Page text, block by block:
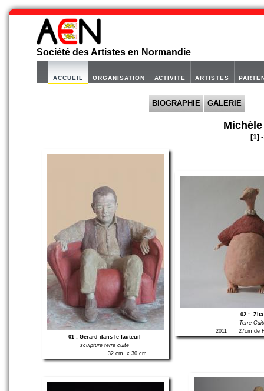
Société des Artistes en Normandie
ACCUEIL ORGANISATION ACTIVITE ARTISTES
BIOGRAPHIE GALERIE
[1] -
01 : Gerard dans le fauteuil
sculpture terre cuite
32 cm x 30 cm
02 :
Terre
2011
27cm de